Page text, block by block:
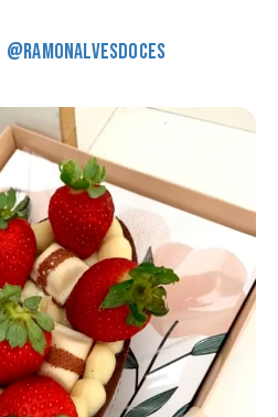
@ramonalvesdoces